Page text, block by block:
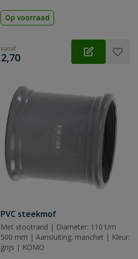
Op voorraad
vanaf
€
2,70
PVC steekmof
Met stootrand | Diameter: 110 t/m
500 mm | Aansluiting: manchet | Kleur:
grijs | KOMO